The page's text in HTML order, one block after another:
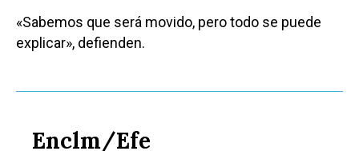
«Sabemos que será movido, pero todo se puede
explicar», defienden.
Enclm/Efe